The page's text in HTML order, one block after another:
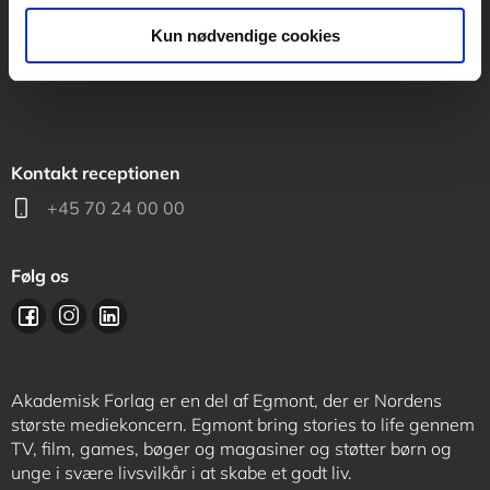
Kun nødvendige cookies
support@akademisk.dk
Kontakt receptionen
+45 70 24 00 00
Følg os
Akademisk Forlag er en del af Egmont, der er Nordens
største mediekoncern. Egmont bring stories to life gennem
TV, film, games, bøger og magasiner og støtter børn og
unge i svære livsvilkår i at skabe et godt liv.